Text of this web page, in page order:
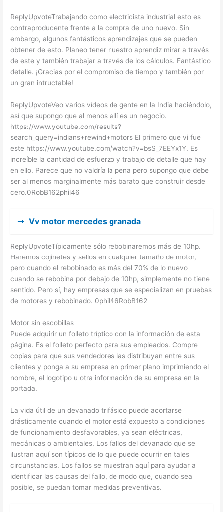
ReplyUpvoteTrabajando como electricista industrial esto es
contraproducente frente a la compra de uno nuevo. Sin
embargo, algunos fantásticos aprendizajes que se pueden
obtener de esto. Planeo tener nuestro aprendiz mirar a través
de este y también trabajar a través de los cálculos. Fantástico
detalle. ¡Gracias por el compromiso de tiempo y también por
un gran intructable!
ReplyUpvoteVeo varios vídeos de gente en la India haciéndolo,
así que supongo que al menos allí es un negocio.
https://www.youtube.com/results?
search_query=indians+rewind+motors El primero que vi fue
este https://www.youtube.com/watch?v=bsS_7EEYx1Y. Es
increíble la cantidad de esfuerzo y trabajo de detalle que hay
en ello. Parece que no valdría la pena pero supongo que debe
ser al menos marginalmente más barato que construir desde
cero.0RobB162phil46
➞ Vv motor mercedes granada
ReplyUpvoteTípicamente sólo rebobinaremos más de 10hp.
Haremos cojinetes y sellos en cualquier tamaño de motor,
pero cuando el rebobinado es más del 70% de lo nuevo
cuando se rebobina por debajo de 10hp, simplemente no tiene
sentido. Pero sí, hay empresas que se especializan en pruebas
de motores y rebobinado. 0phil46RobB162
Motor sin escobillas
Puede adquirir un folleto tríptico con la información de esta
página. Es el folleto perfecto para sus empleados. Compre
copias para que sus vendedores las distribuyan entre sus
clientes y ponga a su empresa en primer plano imprimiendo el
nombre, el logotipo u otra información de su empresa en la
portada.
La vida útil de un devanado trifásico puede acortarse
drásticamente cuando el motor está expuesto a condiciones
de funcionamiento desfavorables, ya sean eléctricas,
mecánicas o ambientales. Los fallos del devanado que se
ilustran aquí son típicos de lo que puede ocurrir en tales
circunstancias. Los fallos se muestran aquí para ayudar a
identificar las causas del fallo, de modo que, cuando sea
posible, se puedan tomar medidas preventivas.